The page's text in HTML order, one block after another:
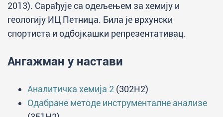
2013). Сарађује са одељењем за хемију и
геологију ИЦ Петница. Била је врхунски
спортиста и одбојкашки репрезентативац.
Ангажман у настави
Аналитичка хемија 2 (302H2)
Одабране методе инструменталне анализе